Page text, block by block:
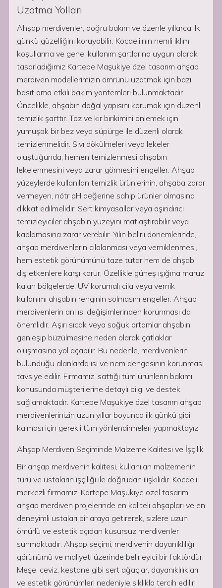
Uzatma Yolları
Ahşap merdivenler, doğru bakım ve özenle yıllarca ilk
günkü güzelliğini koruyabilir. Kocaeli’nin nemli iklim
koşullarına ve genel kullanım şartlarına uygun olarak
tasarladığımız Kartepe Maşukiye özel tasarım ahşap
merdiven modellerimizin ömrünü uzatmak için bazı
basit ama etkili bakım yöntemleri bulunmaktadır.
Öncelikle, ahşabın doğal yapısını korumak için düzenli
temizlik şarttır. Toz ve kir birikimini önlemek için
yumuşak bir bez veya süpürge ile düzenli olarak
temizlenmelidir. Sıvı dökülmeleri veya lekeler
oluştuğunda, hemen temizlenmesi ahşabın
lekelenmesini veya zarar görmesini engeller. Ahşap
yüzeylerde kullanılan temizlik ürünlerinin, ahşaba zarar
vermeyen, nötr pH değerine sahip ürünler olmasına
dikkat edilmelidir. Sert kimyasallar veya aşındırıcı
temizleyiciler ahşabın yüzeyini matlaştırabilir veya
kaplamasına zarar verebilir. Yılın belirli dönemlerinde,
ahşap merdivenlerin cilalanması veya verniklenmesi,
hem estetik görünümünü taze tutar hem de ahşabı
dış etkenlere karşı korur. Özellikle güneş ışığına maruz
kalan bölgelerde, UV korumalı cila veya vernik
kullanımı ahşabın renginin solmasını engeller. Ahşap
merdivenlerin ani ısı değişimlerinden korunması da
önemlidir. Aşırı sıcak veya soğuk ortamlar ahşabın
genleşip büzülmesine neden olarak çatlaklar
oluşmasına yol açabilir. Bu nedenle, merdivenlerin
bulunduğu alanlarda ısı ve nem dengesinin korunması
tavsiye edilir. Firmamız, sattığı tüm ürünlerin bakımı
konusunda müşterilerine detaylı bilgi ve destek
sağlamaktadır. Kartepe Maşukiye özel tasarım ahşap
merdivenlerinizin uzun yıllar boyunca ilk günkü gibi
kalması için gerekli tüm yönlendirmeleri yapmaktayız.
Ahşap Merdiven Seçiminde Malzeme Kalitesi ve İşçilik
Bir ahşap merdivenin kalitesi, kullanılan malzemenin
türü ve ustaların işçiliği ile doğrudan ilişkilidir. Kocaeli
merkezli firmamız, Kartepe Maşukiye özel tasarım
ahşap merdiven projelerinde en kaliteli ahşapları ve en
deneyimli ustaları bir araya getirerek, sizlere uzun
ömürlü ve estetik açıdan kusursuz merdivenler
sunmaktadır. Ahşap seçimi, merdivenin dayanıklılığı,
görünümü ve maliyeti üzerinde belirleyici bir faktördür.
Meşe, ceviz, kestane gibi sert ağaçlar, dayanıklılıkları
ve estetik görünümleri nedeniyle sıklıkla tercih edilir.